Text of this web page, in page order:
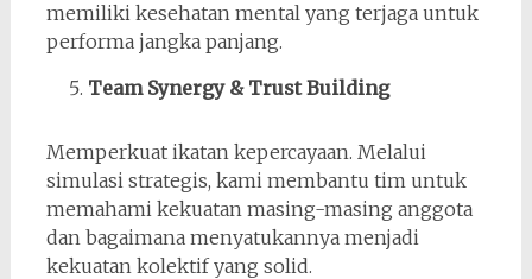
memiliki kesehatan mental yang terjaga untuk
performa jangka panjang.
Team Synergy & Trust Building
Memperkuat ikatan kepercayaan. Melalui
simulasi strategis, kami membantu tim untuk
memahami kekuatan masing-masing anggota
dan bagaimana menyatukannya menjadi
kekuatan kolektif yang solid.